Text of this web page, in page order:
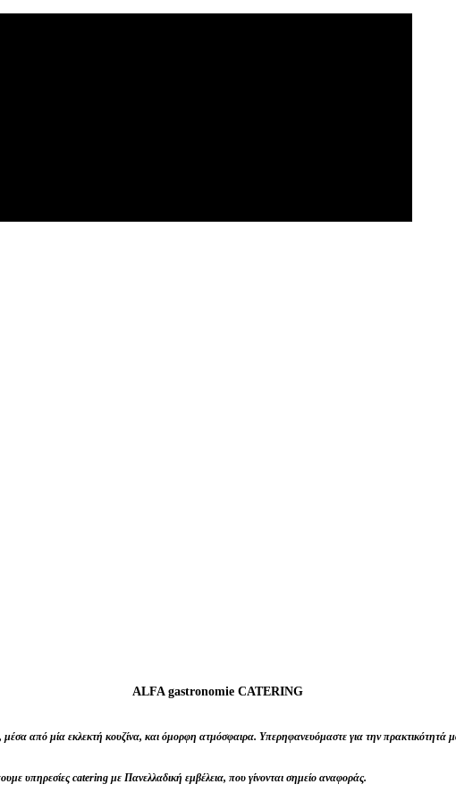
ALFA gastronomie CATERING
από μία εκλεκτή κουζίνα, και όμορφη ατμόσφαιρα. Υπερηφανευόμαστε για την
υπηρεσίες catering με Πανελλαδική εμβέλεια, που γίνονται σημείο αναφοράς.